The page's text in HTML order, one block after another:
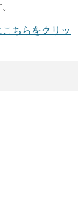
ちらをクリッ